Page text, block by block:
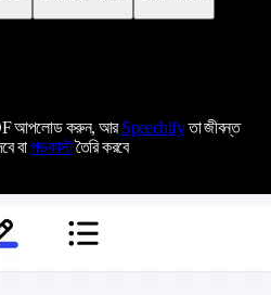
আপলোড করুন, আরSpeechifyতা জীবন্ত
বাপডকাস্টতৈরি করবে